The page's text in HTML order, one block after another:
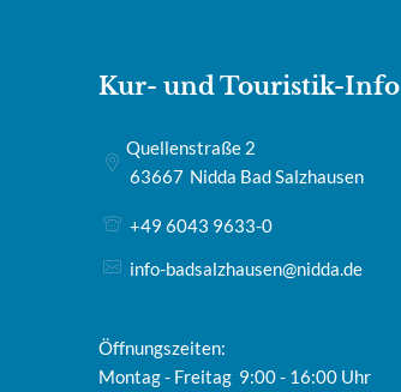
Kur- und Touristik-Info
Quellenstraße 2
63667 Nidda Bad Salzhausen
+49 6043 9633-0
info-badsalzhausen@nidda.de
Öffnungszeiten:
Montag - Freitag 9:00 - 16:00 Uhr